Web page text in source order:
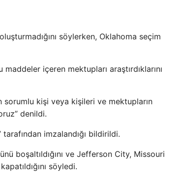
söylerken, Oklahoma seçim
içeren mektupları araştırdıklarını
sorumlu kişi veya kişileri ve mektupların
denildi.
tarafından imzalandığı bildirildi.
boşaltıldığını ve Jefferson City, Missouri
söyledi.